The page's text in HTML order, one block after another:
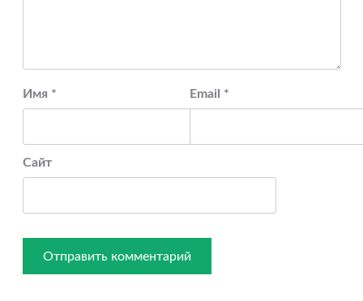
Имя * Email *
Сайт